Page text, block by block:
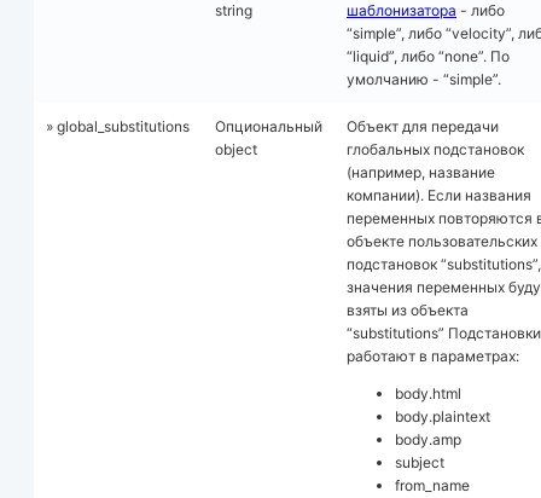
string
шаблонизатора - либо
“simple”, либо “velocity”,
“liquid”, либо “none”. По
умолчанию - “simple”.
» global_substitutions
Опциональный
object
Объект для передачи
глобальных подстановок
(например, название
компании). Если названия
переменных повторяются
объекте пользовательских
подстановок “substitutions”,
значения переменных
взяты из объекта
“substitutions” Подстановки
работают в параметрах:
body.html
body.plaintext
body.amp
subject
from_name